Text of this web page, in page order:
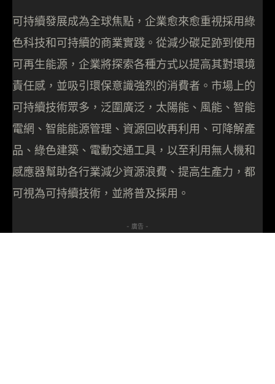
可持續發展成為全球焦點，企業愈來愈重視採用綠
色科技和可持續的商業實踐。從減少碳足跡到使用
可再生能源，企業將探索各種方式以提高其對環境
責任感，並吸引環保意識強烈的消費者。市場上的
可持續技術眾多，泛圍廣泛，太陽能、風能、智能
電網、智能能源管理、資源回收再利用、可降解產
品、綠色建築、電動交通工具，以至利用無人機和
感應器幫助各行業減少資源浪費、提高生產力，都
可視為可持續技術，並將普及採用。
- 廣告 -